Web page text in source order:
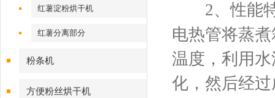
红薯淀粉烘干机
红薯分离部分
粉条机
方便粉丝烘干机
2、性能特
电热管将蒸
温度，利用
化，然后经